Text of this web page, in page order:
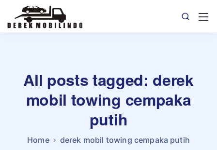
All posts tagged: derek
mobil towing cempaka
putih
Home derek mobil towing cempaka putih